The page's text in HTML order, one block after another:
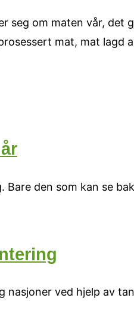
om maten vår, det
mat, mat lagd
den som kan se
ved hjelp av